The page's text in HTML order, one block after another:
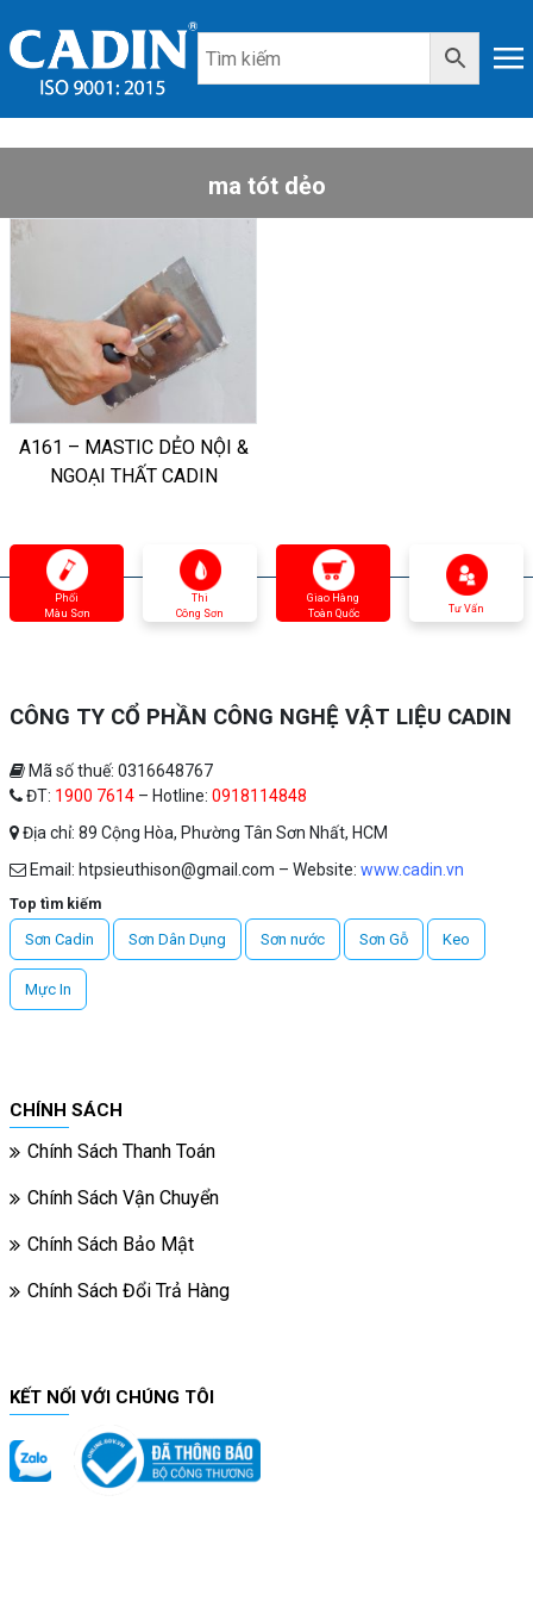
ma tót dẻo
A161 – MASTIC DẺO NỘI &
NGOẠI THẤT CADIN
Phối
Màu Sơn
Thi
Công Sơn
Giao Hàng
Toàn Quốc
Tư Vấn
CÔNG TY CỔ PHẦN CÔNG NGHỆ VẬT LIỆU CADIN
Mã số thuế: 0316648767
ĐT: 1900 7614 – Hotline: 0918114848
Địa chỉ: 89 Cộng Hòa, Phường Tân Sơn Nhất, HCM
Email: htpsieuthison@gmail.com – Website: www.cadin.vn
Top tìm kiếm
Sơn Cadin
Sơn Dân Dụng Sơn nước Sơn Gỗ Keo
Mực In
CHÍNH SÁCH
Chính Sách Thanh Toán
Chính Sách Vận Chuyển
Chính Sách Bảo Mật
Chính Sách Đổi Trả Hàng
KẾT NỐI VỚI CHÚNG TÔI